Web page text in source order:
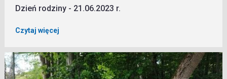
Dzień rodziny - 21.06.2023 r.
Czytaj więcej